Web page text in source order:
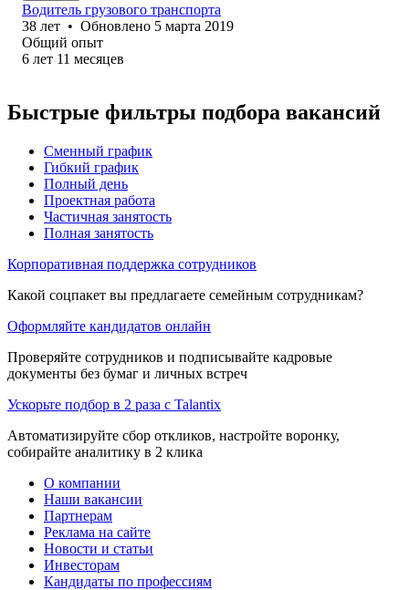
Водитель грузового транспорта
38 лет • Обновлено 5 марта 2019
Общий опыт
6 лет 11 месяцев
Быстрые фильтры подбора вакансий
Сменный график
Гибкий график
Полный день
Проектная работа
Частичная занятость
Полная занятость
Корпоративная поддержка сотрудников
Какой соцпакет вы предлагаете семейным сотрудникам?
Оформляйте кандидатов онлайн
Проверяйте сотрудников и подписывайте кадровые
документы без бумаг и личных встреч
Ускорьте подбор в 2 раза с Talantix
Автоматизируйте сбор откликов, настройте воронку,
собирайте аналитику в 2 клика
О компании
Наши вакансии
Партнерам
Реклама на сайте
Новости и статьи
Инвесторам
Кандидаты по профессиям